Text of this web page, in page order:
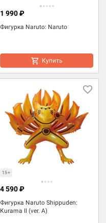
Фигурка Naruto: Naruto
1 990 ₽
Купить
15+
Фигурка Naruto Shippuden:
Kurama II (ver. A)
4 590 ₽